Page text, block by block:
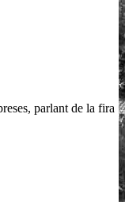
parlant de la fira